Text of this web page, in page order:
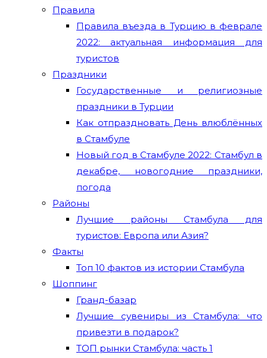
Правила
Правила въезда в Турцию в феврале
2022: актуальная информация для
туристов
Праздники
Государственные и религиозные
праздники в Турции
Как отпраздновать День влюблённых
в Стамбуле
Новый год в Стамбуле 2022: Стамбул в
декабре, новогодние праздники,
погода
Районы
Лучшие районы Стамбула для
туристов: Европа или Азия?
Факты
Топ 10 фактов из истории Стамбула
Шоппинг
Гранд-базар
Лучшие сувениры из Стамбула: что
привезти в подарок?
ТОП рынки Стамбула: часть 1